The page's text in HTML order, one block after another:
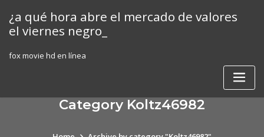
content
¿a qué hora abre el mercado de valores
el viernes negro_
fox movie hd en línea
Category Koltz46982